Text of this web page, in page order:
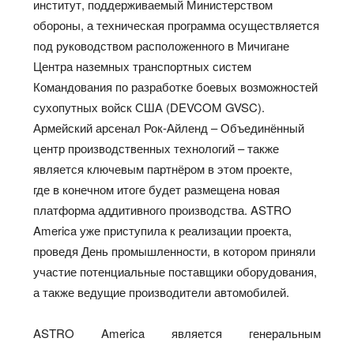
институт, поддерживаемый Министерством
обороны, а техническая программа осуществляется
под руководством расположенного в Мичигане
Центра наземных транспортных систем
Командования по разработке боевых возможностей
сухопутных войск США (DEVCOM GVSC).
Армейский арсенал Рок-Айленд – Объединённый
центр производственных технологий – также
является ключевым партнёром в этом проекте,
где в конечном итоге будет размещена новая
платформа аддитивного производства. ASTRO
America уже приступила к реализации проекта,
проведя День промышленности, в котором приняли
участие потенциальные поставщики оборудования,
а также ведущие производители автомобилей.
ASTRO America является генеральным